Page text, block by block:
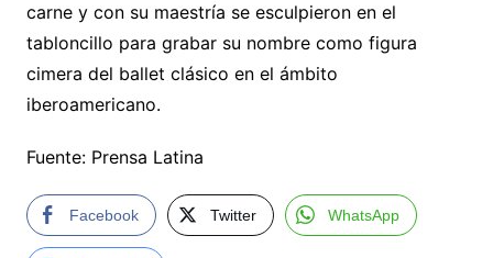
carne y con su maestría se esculpieron en el
tabloncillo para grabar su nombre como figura
cimera del ballet clásico en el ámbito
iberoamericano.
Fuente: Prensa Latina
Facebook Twitter WhatsApp